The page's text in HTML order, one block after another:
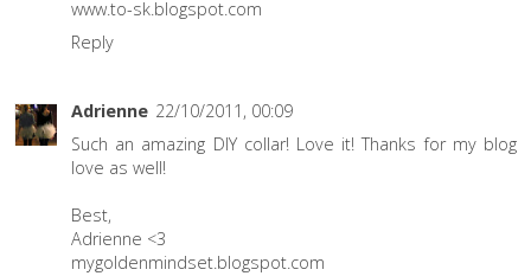
www.to-sk.blogspot.com
Reply
Adrienne 22/10/2011, 00:09
Such an amazing DIY collar! Love it! Thanks for my blog
love as well!
Best,
Adrienne <3
mygoldenmindset.blogspot.com